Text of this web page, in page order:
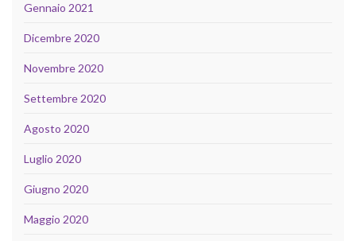
Gennaio 2021
Dicembre 2020
Novembre 2020
Settembre 2020
Agosto 2020
Luglio 2020
Giugno 2020
Maggio 2020